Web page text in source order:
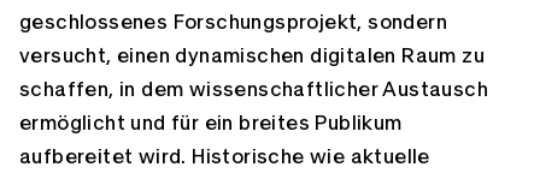
geschlossenes Forschungsprojekt, sondern
versucht, einen dynamischen digitalen Raum zu
schaffen, in dem wissenschaftlicher Austausch
ermöglicht und für ein breites Publikum
aufbereitet wird. Historische wie aktuelle